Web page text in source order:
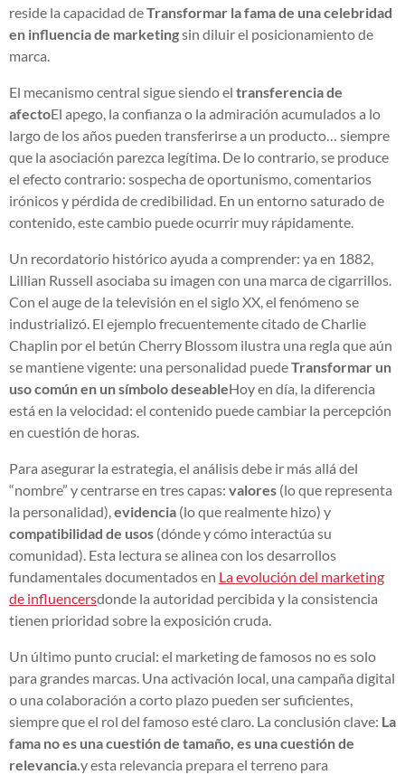
reside la capacidad deTransformar la fama de una celebridad
en influencia de marketingsin diluir el posicionamiento de
marca.
El mecanismo central sigue siendo el transferencia de
afectoEl apego, la confianza o la admiración acumulados a lo
largo de los años pueden transferirse a un producto… siempre
que la asociación parezca legítima. De lo contrario, se produce
el efecto contrario: sospecha de oportunismo, comentarios
irónicos y pérdida de credibilidad. En un entorno saturado de
contenido, este cambio puede ocurrir muy rápidamente.
Un recordatorio histórico ayuda a comprender: ya en 1882,
Lillian Russell asociaba su imagen con una marca de cigarrillos.
Con el auge de la televisión en el siglo XX, el fenómeno se
industrializó. El ejemplo frecuentemente citado de Charlie
Chaplin por el betún Cherry Blossom ilustra una regla que aún
se mantiene vigente: una personalidad puedeTransformar un
uso común en un símbolo deseableHoy en día, la diferencia
está en la velocidad: el contenido puede cambiar la percepción
en cuestión de horas.
Para asegurar la estrategia, el análisis debe ir más allá del
“nombre” y centrarse en tres capas: valores (lo que representa
la personalidad), evidencia (lo que realmente hizo) y
compatibilidad de usos (dónde y cómo interactúa su
comunidad). Esta lectura se alinea con los desarrollos
fundamentales documentados en La evolución del marketing
de influencersdonde la autoridad percibida y la consistencia
tienen prioridad sobre la exposición cruda.
Un último punto crucial: el marketing de famosos no es solo
para grandes marcas. Una activación local, una campaña digital
o una colaboración a corto plazo pueden ser suficientes,
siempre que el rol del famoso esté claro. La conclusión clave: La
fama no es una cuestión de tamaño, es una cuestión de
relevancia. y esta relevancia prepara el terreno para